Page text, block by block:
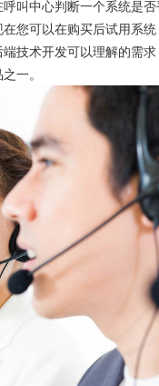
中心判断一个系统
您可以在购买后试用系统
术开发可以理解的
一。